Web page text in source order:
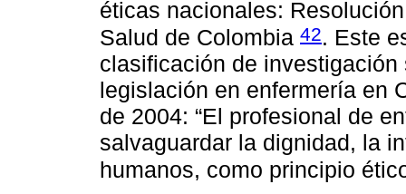
éticas nacionales:
Salud de Colombia 42. Este
clasificación de investigación
legislación en enfermería en
de 2004: “El profesional de
salvaguardar la dignidad, la
humanos, como principio